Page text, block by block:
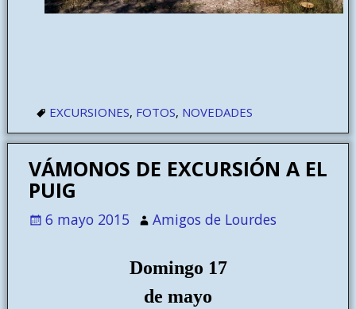
EXCURSIONES, FOTOS, NOVEDADES
VÁMONOS DE EXCURSIÓN A EL
PUIG
6 mayo 2015 Amigos de Lourdes
Domingo 17
de mayo